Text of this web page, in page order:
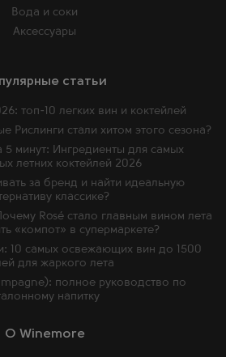
O Winemore
Вода и соки
Аксессуары
статьи
топ-10 легких вин и коктейлей
Рислинги стали хитом этого сезона?
минут: Ингредиенты для самых
летних коктейлей 2026
за бренд и найти идеальную
классике?
Rosé стало главным вином лета
«компот» в супермаркете?
10 самых освежающих вин до 1500
для жаркого лета
полное руководство по
напитку